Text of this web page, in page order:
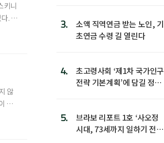
키니
. 외
않
넘친
3.
소액 직역연금 받는 노인, 기
초연금 수령 길 열린다
4.
초고령사회 ‘제1차 국가인구
전략 기본계획’에 담길 정책
5.
브라보 리포트 1호 ‘사오정
시대, 73세까지 일하기 전략’